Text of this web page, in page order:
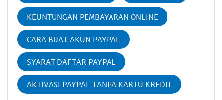
KEUNTUNGAN PEMBAYARAN ONLINE
CARA BUAT AKUN PAYPAL
SYARAT DAFTAR PAYPAL
AKTIVASI PAYPAL TANPA KARTU KREDIT